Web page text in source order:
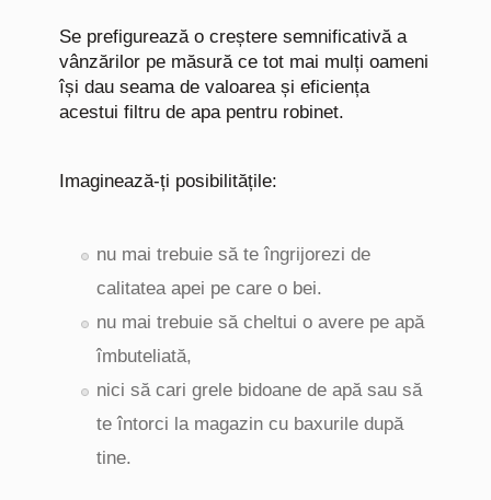
Se prefigurează o creștere semnificativă a
vânzărilor pe măsură ce tot mai mulți oameni
își dau seama de valoarea și eficiența
acestui filtru de apa pentru robinet.
Imaginează-ți posibilitățile:
nu mai trebuie să te îngrijorezi de
calitatea apei pe care o bei.
nu mai trebuie să cheltui o avere pe apă
îmbuteliată,
nici să cari grele bidoane de apă sau să
te întorci la magazin cu baxurile după
tine.